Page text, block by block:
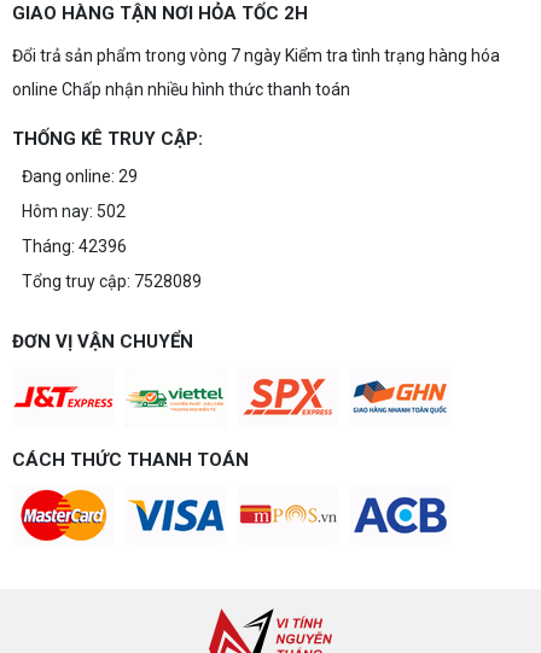
GIAO HÀNG TẬN NƠI HỎA TỐC 2H
Đổi trả sản phẩm trong vòng 7 ngày Kiểm tra tình trạng hàng hóa
online Chấp nhận nhiều hình thức thanh toán
THỐNG KÊ TRUY CẬP:
Đang online: 29
Hôm nay: 502
Tháng: 42396
Tổng truy cập: 7528089
ĐƠN VỊ VẬN CHUYỂN
CÁCH THỨC THANH TOÁN